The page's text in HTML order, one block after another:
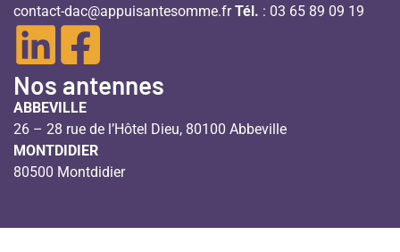
contact-dac@appuisantesomme.fr Tél. : 03 65 89 09 19
Nos antennes
ABBEVILLE
26 – 28 rue de l’Hôtel Dieu, 80100 Abbeville
MONTDIDIER
80500 Montdidier